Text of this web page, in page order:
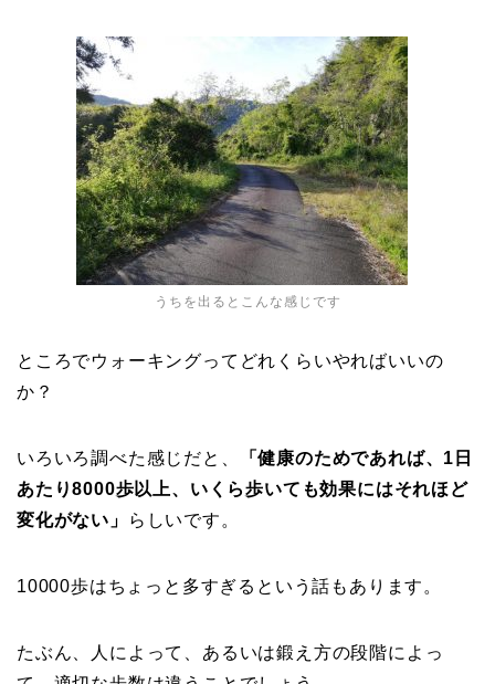
うちを出るとこんな感じです
ところでウォーキングってどれくらいやればいいの
か？
いろいろ調べた感じだと、
「健康のためであれば、1日
あたり8000歩以上、いくら歩いても効果にはそれほど
変化がない」
らしいです。
10000歩はちょっと多すぎるという話もあります。
たぶん、人によって、あるいは鍛え方の段階によっ